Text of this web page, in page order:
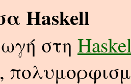
Haskell
στη